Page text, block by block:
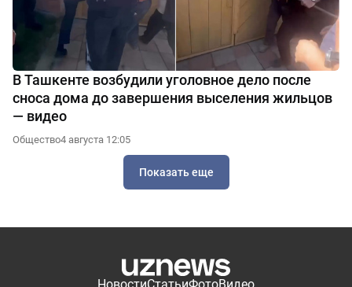
В Ташкенте возбудили уголовное дело после
сноса дома до завершения выселения жильцов
— видео
Общество4 августа 12:05
Показать еще